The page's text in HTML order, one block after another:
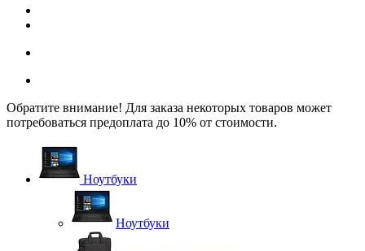
Обратите внимание! Для заказа некоторых товаров может
потребоваться предоплата до 10% от стоимости.
Ноутбуки
Ноутбуки